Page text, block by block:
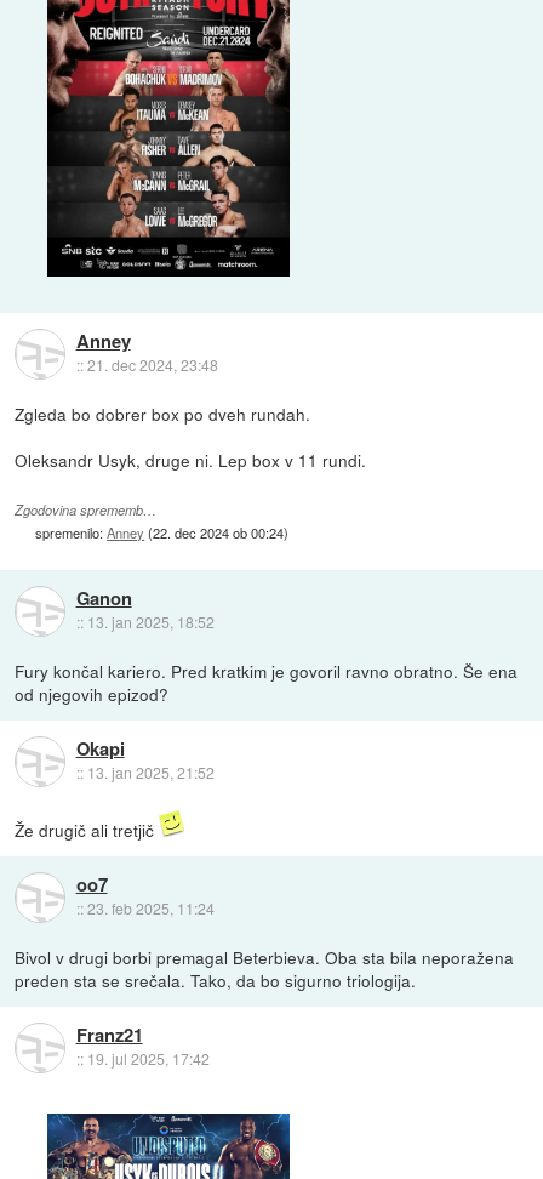
Anney
::21. dec 2024, 23:48
Zgleda bo dobrer box po dveh rundah.
Oleksandr Usyk, druge ni. Lep box v 11 rundi.
Zgodovina sprememb…
spremenilo:Anney (22. dec 2024 ob 00:24)
Ganon
:: 13. jan 2025, 18:52
Fury končal kariero. Pred kratkim je govoril ravno obratno. Še ena
od njegovih epizod?
Okapi
:: 13. jan 2025, 21:52
Že drugič ali tretjič
oo7
::23. feb 2025, 11:24
Bivol v drugi borbi premagal Beterbieva. Oba sta bila neporažena
preden sta se srečala. Tako, da bo sigurno triologija.
Franz21
:: 19. jul 2025, 17:42